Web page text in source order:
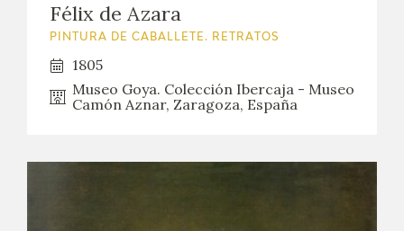
Félix de Azara
PINTURA DE CABALLETE. RETRATOS
1805
Museo Goya. Colección Ibercaja - Museo
Camón Aznar, Zaragoza, España